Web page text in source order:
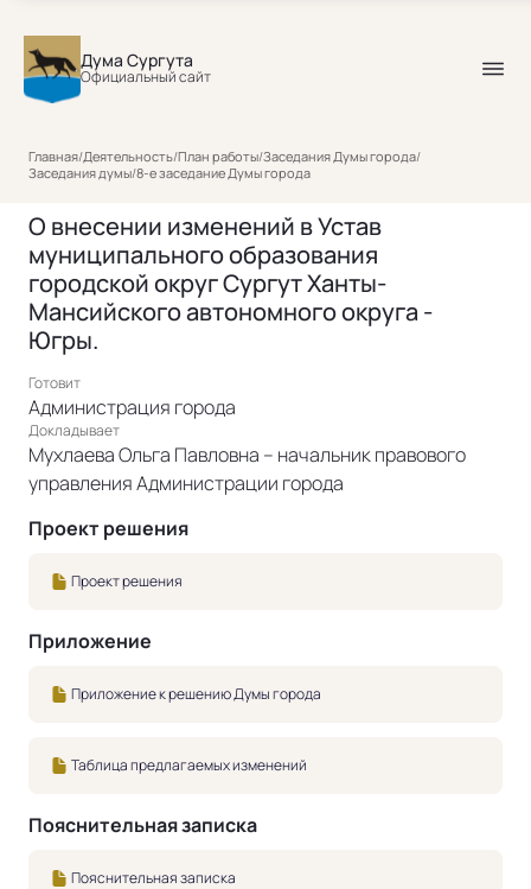
Дума Сургута
Официальный сайт
Главная/Деятельность/План работы/Заседания Думы города/
Заседания думы/8-е заседание Думы города
О внесении изменений в Устав
муниципального образования
городской округ Сургут Ханты-
Мансийского автономного округа -
Югры.
Готовит
Администрация города
Докладывает
Мухлаева Ольга Павловна – начальник правового
управления Администрации города
Проект решения
Проект решения
Приложение
Приложение к решению Думы города
Таблица предлагаемых изменений
Пояснительная записка
Пояснительная записка